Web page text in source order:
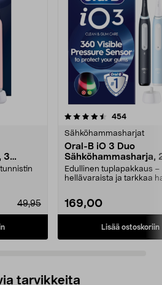
3
49,95
454arvostelut
Sähköhammasharjat
Oral-B iO 3 Duo
Sähköhammasharja,
Edullinen tuplapakkaus –
hellävaraista ja tarkkaa
169,00
Lisää ostoskoriin
4.5 viidestä
tarvikkeita